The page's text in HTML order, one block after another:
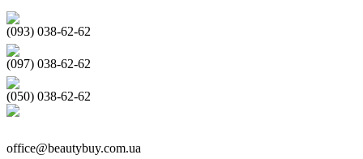
(093) 038-62-62
(097) 038-62-62
(050) 038-62-62
office@beautybuy.com.ua